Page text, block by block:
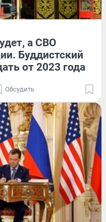
а СВО
Буддистский
от 2023 года
Обсудить